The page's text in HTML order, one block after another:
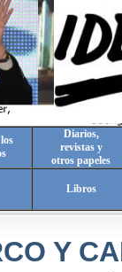
Diarios,
revistas y
otros papeles
Libros
Y